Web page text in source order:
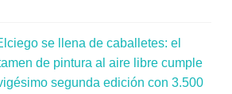
se llena de caballetes: el
de pintura al aire libre cumple
segunda edición con 3.500